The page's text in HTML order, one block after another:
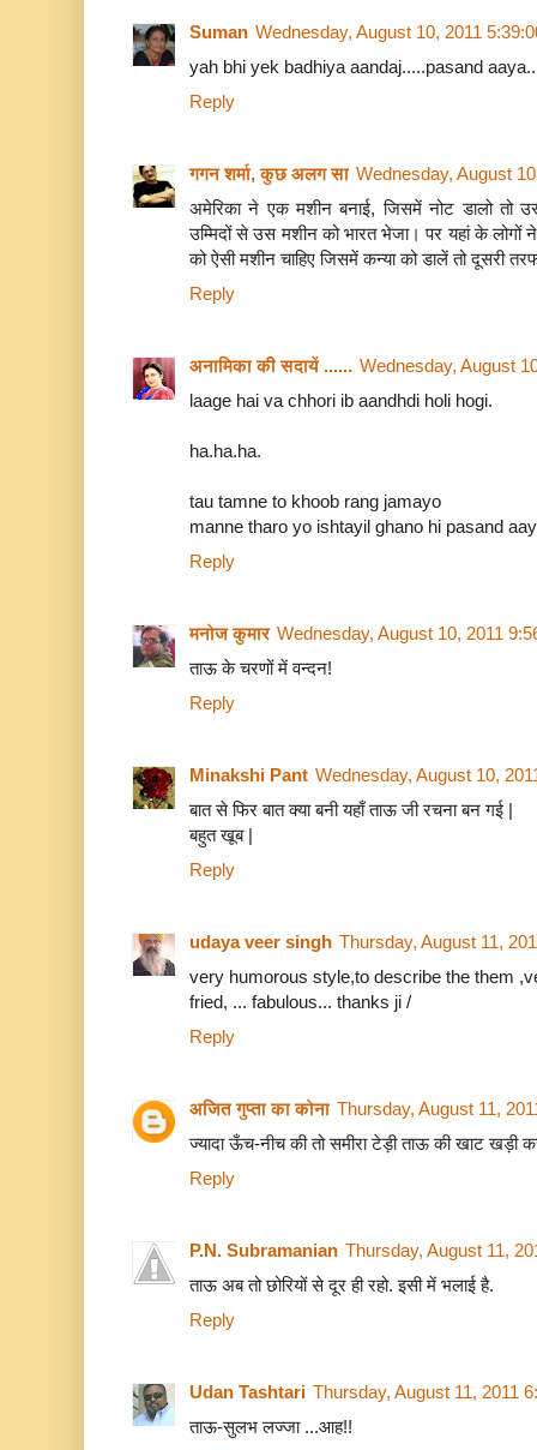
Suman Wednesday, August 10, 2011
yah bhi yek badhiya aandaj.....pasand
Reply
गगन शर्मा, कुछ अलग सा Wednesday, August
अमेरिका ने एक मशीन बनाई, जिसमें नोट डालो तो
उम्मिदों से उस मशीन को भारत भेजा। पर यहां के लोगों
को ऐसी मशीन चाहिए जिसमें कन्या को डालें तो दूसरी
Reply
अनामिका की सदायें ...... Wednesday, August
laage hai va chhori ib aandhdi holi hogi.
ha.ha.ha.
tau tamne to khoob rang jamayo
manne tharo yo ishtayil ghano hi pasand
Reply
मनोज कुमार Wednesday, August 10, 2011
ताऊ के चरणों में वन्दन!
Reply
Minakshi Pant Wednesday, August 10,
बात से फिर बात क्या बनी यहाँ ताऊ जी रचना बन गई |
बहुत खूब |
Reply
udaya veer singh Thursday, August 11,
very humorous style,to describe the them
fried, ... fabulous... thanks ji /
Reply
अजित गुप्ता का कोना Thursday, August 11,
ज्‍यादा ऊँच-नीच की तो समीरा टेड़ी ताऊ की खाट खड़ी
Reply
P.N. Subramanian Thursday, August 11,
ताऊ अब तो छोरियों से दूर ही रहो. इसी में भलाई है.
Reply
Udan Tashtari Thursday, August 11, 2011
ताऊ-सुलभ लज्जा ...आह!!